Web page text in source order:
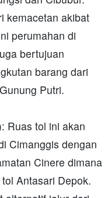
kemacetan akibat
perumahan di
bertujuan
barang dari
Putri.
Ruas tol ini akan
Cimanggis dengan
Cinere dimana
Antasari Depok.